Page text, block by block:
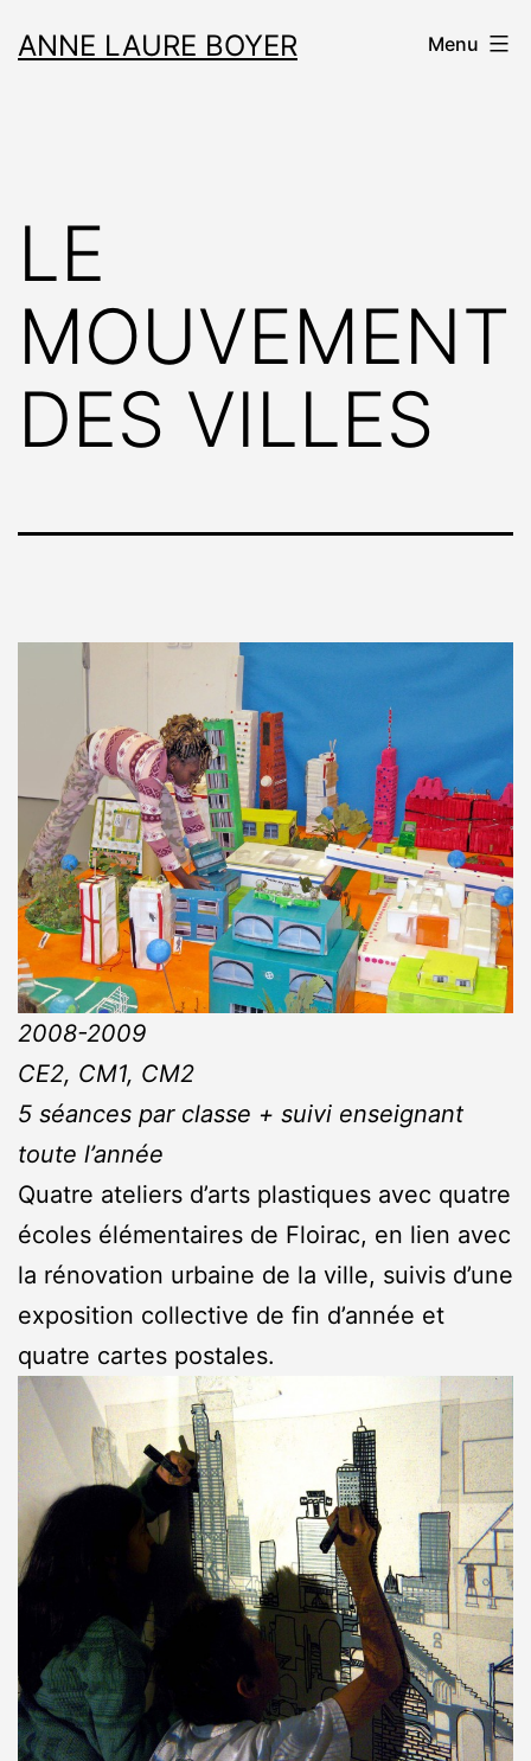
auANNE LAURE BOYER Menu
LE
MOUVEMENT
DES VILLES
2008-2009
CE2, CM1, CM2
5 séances par classe + suivi enseignant
toute l’année
Quatre ateliers d’arts plastiques avec quatre
écoles élémentaires de Floirac, en lien avec
la rénovation urbaine de la ville, suivis d’une
exposition collective de fin d’année et
quatre cartes postales.